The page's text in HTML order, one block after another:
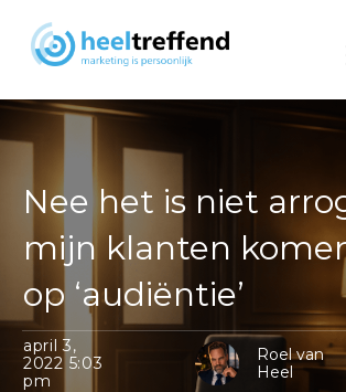
Nee het is niet
mijn klanten
op ‘audiëntie’
april 3,
2022 5:03
pm
Roel van
Heel